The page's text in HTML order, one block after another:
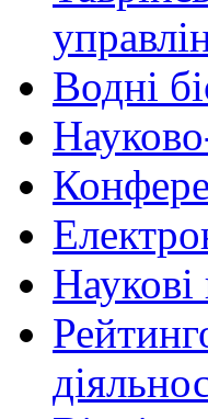
Водні
Наукові